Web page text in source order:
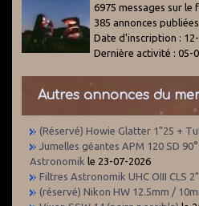
6975 messages sur le
385 annonces publiées
Date d'inscription :
Dernière activité : 05-
Autres annonces du
(Réservé) Howie Glatter 1"25 +
Jumelles géantes APM 120 SD
Astronomik le 23-07-2026
Filtres Astronomik UHC OIII CLS 2"
(réservé) Nikon HW 12.5mm /